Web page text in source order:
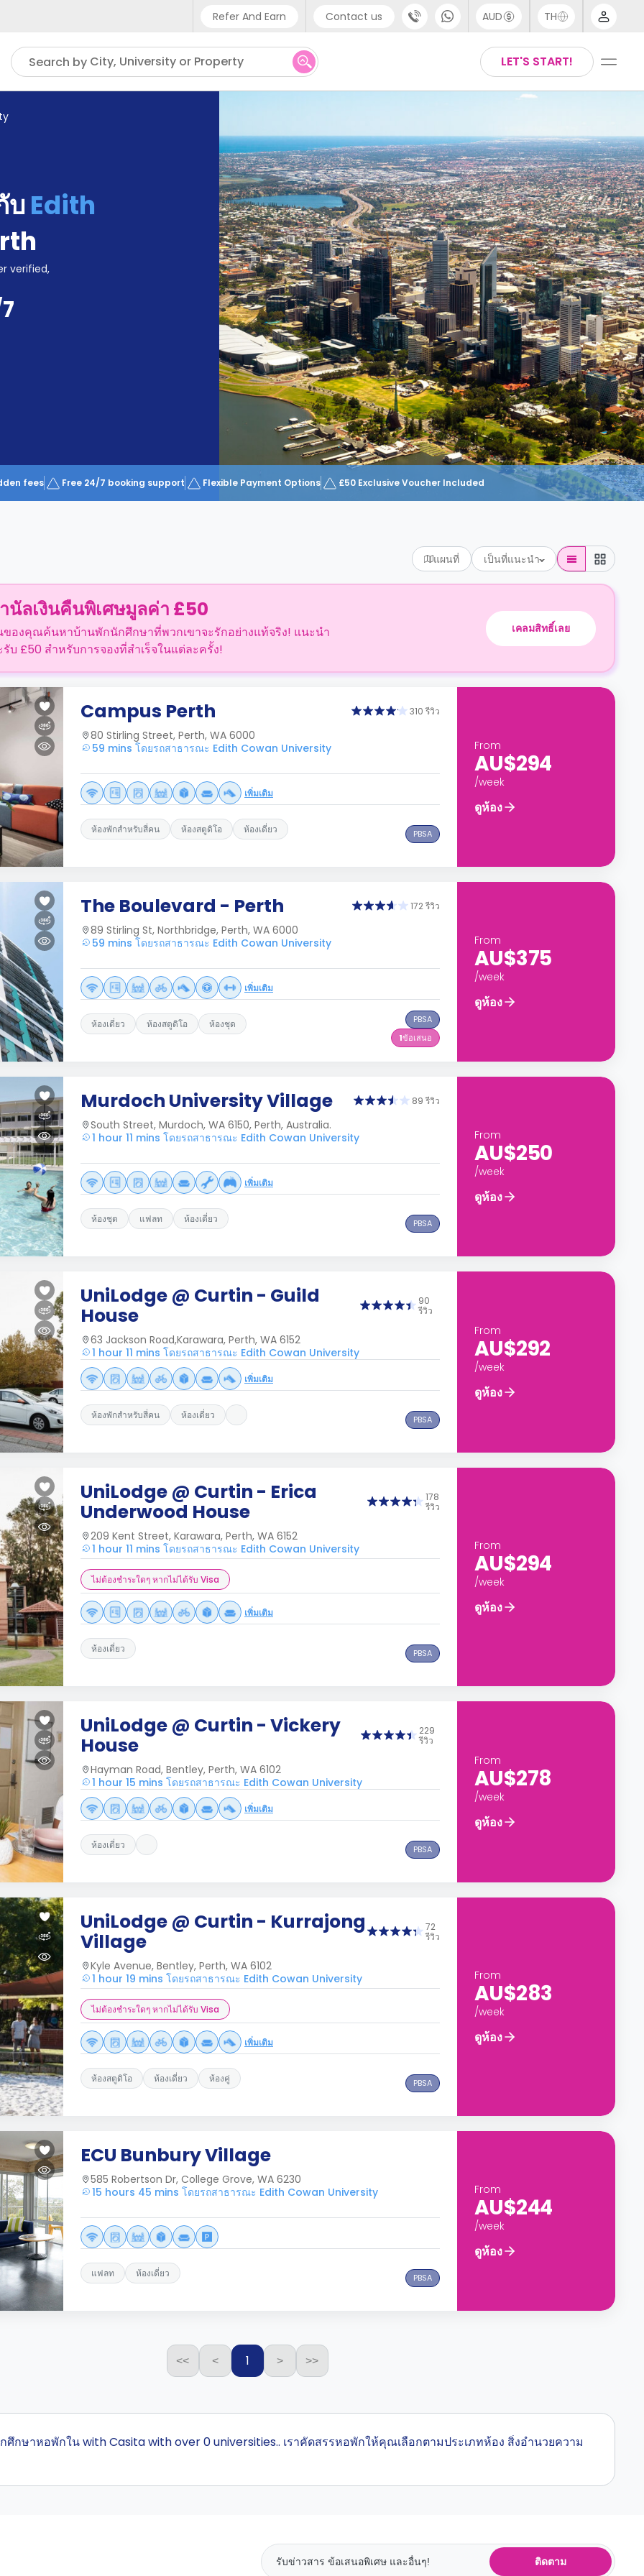
Refer And Earn Contact us
Phone support
UK - +44 (0) 20 3871 8666
US - +1 (646) 718 6172
AUD TH
Thai
LET'S START!
Search by City, University or Property
บEdith
verified,
fees Free 24/7 booking support Flexible Payment Options £50 Exclusive Voucher Included
แผนที่ เป็นที่แนะนำ
นัลเงินคืนพิเศษมูลค่า £50
ของคุณค้นหาบ้านพักนักศึกษาที่พวกเขาจะรักอย่างแท้จริง! แนะนำ
บ £50 สำหรับการจองที่สำเร็จในแต่ละครั้ง!
เคลมสิทธิ์เลย
Campus Perth 310 รีวิว
80 Stirling Street, Perth, WA 6000
59 mins โดยรถสาธารณะ Edith Cowan University
เพิ่มเติม
ห้องพักสำหรับสี่คน ห้องสตูดิโอ ห้องเดี่ยว PBSA
From
AU$294
/week
ดูห้อง
The Boulevard - Perth 172 รีวิว
89 Stirling St, Northbridge, Perth, WA 6000
59 mins โดยรถสาธารณะ Edith Cowan University
เพิ่มเติม
ห้องเดี่ยว ห้องสตูดิโอ ห้องชุด
PBSA
1ข้อเสนอ
From
AU$375
/week
ดูห้อง
Murdoch University Village 89 รีวิว
South Street, Murdoch, WA 6150, Perth, Australia.
1 hour 11 mins โดยรถสาธารณะ Edith Cowan University
เพิ่มเติม
ห้องชุด แฟลท ห้องเดี่ยว PBSA
From
AU$250
/week
ดูห้อง
UniLodge @ Curtin - Guild
House
90
รีวิว
63 Jackson Road,Karawara, Perth, WA 6152
1 hour 11 mins โดยรถสาธารณะ Edith Cowan University
เพิ่มเติม
ห้องพักสำหรับสี่คน ห้องเดี่ยว PBSA
From
AU$292
/week
ดูห้อง
UniLodge @ Curtin - Erica
Underwood House
178
รีวิว
209 Kent Street, Karawara, Perth, WA 6152
1 hour 11 mins โดยรถสาธารณะ Edith Cowan University
ไม่ต้องชำระใดๆ หากไม่ได้รับ Visa
เพิ่มเติม
ห้องเดี่ยว PBSA
From
AU$294
/week
ดูห้อง
UniLodge @ Curtin - Vickery
House
229
รีวิว
Hayman Road, Bentley, Perth, WA 6102
1 hour 15 mins โดยรถสาธารณะ Edith Cowan University
เพิ่มเติม
ห้องเดี่ยว PBSA
From
AU$278
/week
ดูห้อง
UniLodge @ Curtin - Kurrajong
Village
72
รีวิว
Kyle Avenue, Bentley, Perth, WA 6102
1 hour 19 mins โดยรถสาธารณะ Edith Cowan University
ไม่ต้องชำระใดๆ หากไม่ได้รับ Visa
เพิ่มเติม
ห้องสตูดิโอ ห้องเดี่ยว ห้องคู่ PBSA
From
AU$283
/week
ดูห้อง
ECU Bunbury Village
585 Robertson Dr, College Grove, WA 6230
15 hours 45 mins โดยรถสาธารณะ Edith Cowan University
แฟลท ห้องเดี่ยว PBSA
From
AU$244
/week
ดูห้อง
<< < 1 > >>
ศึกษาหอพักใน with Casita with over 0 universities.. เราคัดสรรหอพักให้คุณเลือกตามประเภทห้อง สิ่งอำนวยความ
ติดตาม